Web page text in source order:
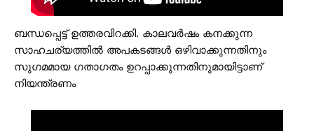
ബന്ധപ്പെട്ട് ഉത്തരവിറക്കി. കാലവർഷം കനക്കുന്ന
സാഹചര്യത്തിൽ അപകടങ്ങൾ ഒഴിവാക്കുന്നതിനും
സുഗമമായ ഗതാഗതം ഉറപ്പാക്കുന്നതിനുമായിട്ടാണ്
നിയന്ത്രണം